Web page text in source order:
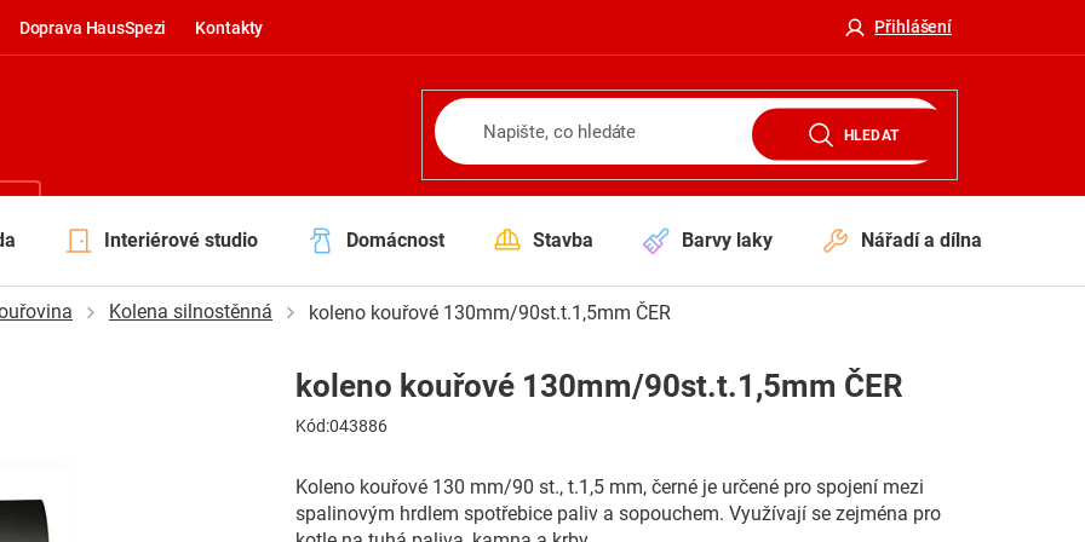
Doprava HausSpezi Kontakty Přihlášení
HLEDAT
Interiérové studio Domácnost Stavba Barvy laky Nářadí a dílna
Kolena silnostěnná koleno kouřové 130mm/90st.t.1,5mm ČER
Koleno kouřové 130 mm/90 st., t.1,5 mm, černé je určené pro spojení mezi
spalinovým hrdlem spotřebice paliv a sopouchem. Využívají se zejména pro
koleno kouřové 130mm/90st.t.1,5mm ČER
Kód:043886